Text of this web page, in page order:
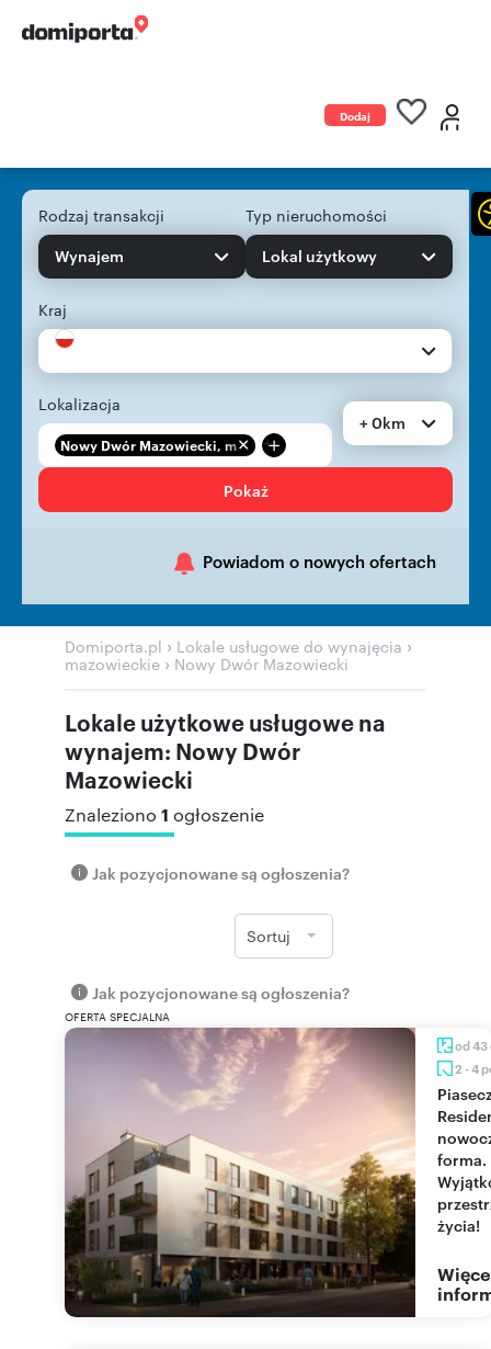
Dodaj
Rodzaj transakcji
Wynajem
Typ nieruchomości
Lokal użytkowy
Kraj
Lokalizacja
Nowy Dwór Mazowiecki, m... +
+ 0km
Pokaż
Powiadom o nowych ofertach
Domiporta.pl › Lokale usługowe do wynajęcia ›
mazowieckie › Nowy Dwór Mazowiecki
Lokale użytkowe usługowe na
wynajem: Nowy Dwór
Mazowiecki
Znaleziono 1 ogłoszenie
Jak pozycjonowane są ogłoszenia?
Sortuj
Jak pozycjonowane są ogłoszenia?
OFERTA SPECJALNA
od 43
2 - 4
Piaseczno
forma.
życia!